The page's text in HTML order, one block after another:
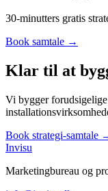
30-minutters gratis
Book samtale →
Klar til at
Vi bygger
Book strategi-samtale
Invisu
Marketingbureau og